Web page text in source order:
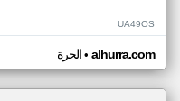
UA49OS
الحرة• alhurra.com